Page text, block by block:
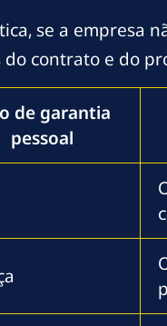
se a empresa
contrato e do
de garantia
pessoal